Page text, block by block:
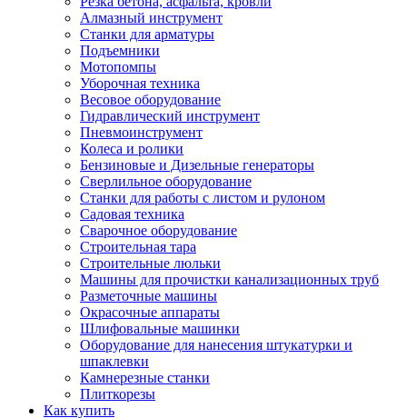
Алмазный инструмент
Станки для арматуры
Подъемники
Мотопомпы
Уборочная техника
Весовое оборудование
Гидравлический инструмент
Пневмоинструмент
Колеса и ролики
Бензиновые и Дизельные генераторы
Сверлильное оборудование
Станки для работы с листом и рулоном
Садовая техника
Сварочное оборудование
Строительная тара
Строительные люльки
Машины для прочистки канализационных труб
Разметочные машины
Окрасочные аппараты
Шлифовальные машинки
Оборудование для нанесения штукатурки и
шпаклевки
Камнерезные станки
Плиткорезы
Как купить